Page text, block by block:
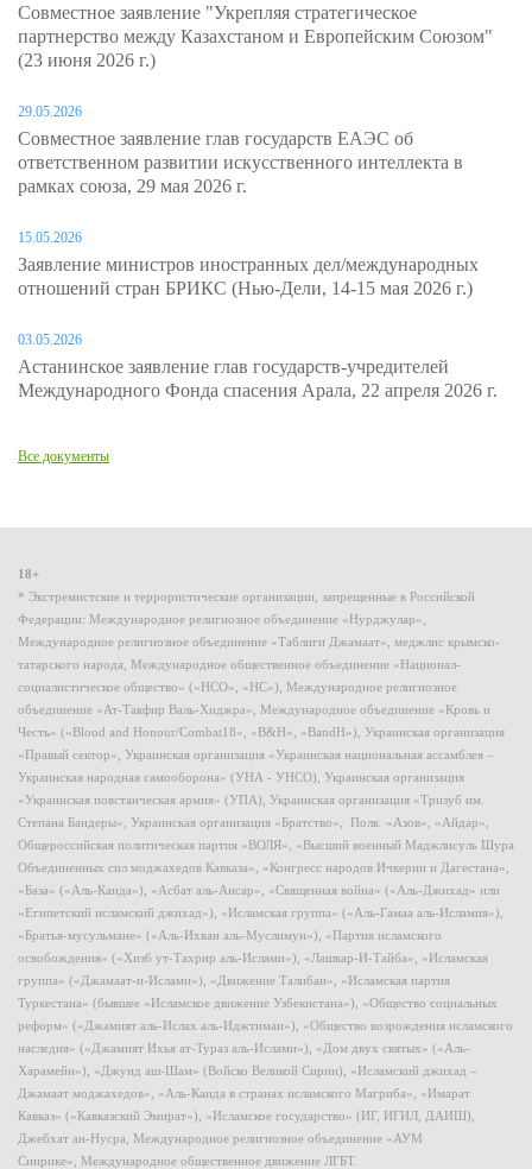
Совместное заявление "Укрепляя стратегическое
партнерство между Казахстаном и Европейским Союзом"
(23 июня 2026 г.)
29.05.2026
Совместное заявление глав государств ЕАЭС об
ответственном развитии искусственного интеллекта в
рамках союза, 29 мая 2026 г.
15.05.2026
Заявление министров иностранных дел/международных
отношений стран БРИКС (Нью-Дели, 14-15 мая 2026 г.)
03.05.2026
Астанинское заявление глав государств-учредителей
Международного Фонда спасения Арала, 22 апреля 2026 г.
Все документы
18+
* Экстремистские и террористические организации, запрещенные в Российской
Федерации: Международное религиозное объединение «Нурджулар»,
Международное религиозное объединение «Таблиги Джамаат», меджлис крымско-
татарского народа, Международное общественное объединение «Национал-
социалистическое общество» («НСО», «НС»), Международное религиозное
объединение «Ат-Такфир Валь-Хиджра», Международное объединение «Кровь и
Честь» («Blood and Honour/Combat18», «B&H», «BandH»), Украинская организация
«Правый сектор», Украинская организация «Украинская национальная ассамблея –
Украинская народная самооборона» (УНА - УНСО), Украинская организация
«Украинская повстанческая армия» (УПА), Украинская организация «Тризуб им.
Степана Бандеры», Украинская организация «Братство», Полк «Азов», «Айдар»,
Общероссийская политическая партия «ВОЛЯ», «Высший военный Маджлисуль Шура
Объединенных сил моджахедов Кавказа», «Конгресс народов Ичкерии и Дагестана»,
«База» («Аль-Каида»), «Асбат аль-Ансар», «Священная война» («Аль-Джихад» или
«Египетский исламский джихад»), «Исламская группа» («Аль-Гамаа аль-Исламия»),
«Братья-мусульмане» («Аль-Ихван аль-Муслимун»), «Партия исламского
освобождения» («Хизб ут-Тахрир аль-Ислами»), «Лашкар-И-Тайба», «Исламская
группа» («Джамаат-и-Ислами»), «Движение Талибан», «Исламская партия
Туркестана» (бывшее «Исламское движение Узбекистана»), «Общество социальных
реформ» («Джамият аль-Ислах аль-Иджтимаи»), «Общество возрождения исламского
наследия» («Джамият Ихья ат-Тураз аль-Ислами»), «Дом двух святых» («Аль-
Харамейн»), «Джунд аш-Шам» (Войско Великой Сирии), «Исламский джихад –
Джамаат моджахедов», «Аль-Каида в странах исламского Магриба», «Имарат
Кавказ» («Кавказский Эмират»), «Исламское государство» (ИГ, ИГИЛ, ДАИШ),
Джебхат ан-Нусра, Международное религиозное объединение «АУМ
Синрике», Международное общественное движение ЛГБТ.